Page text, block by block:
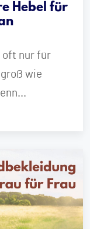
Hebel für
oft nur für
wie